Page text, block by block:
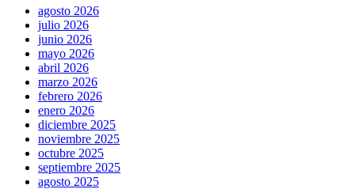
agosto 2026
julio 2026
junio 2026
mayo 2026
abril 2026
marzo 2026
febrero 2026
enero 2026
diciembre 2025
noviembre 2025
octubre 2025
septiembre 2025
agosto 2025